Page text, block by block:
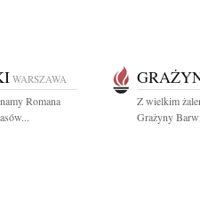
WARSZAWA
Romana
Z wielkim
Grażyny